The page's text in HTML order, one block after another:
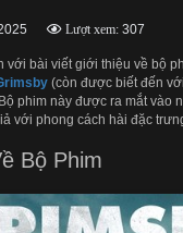
Lượt xem: 307
với bài viết giới thiệu về bộ
(còn được biết đến
phim này được ra mắt vào
với phong cách hài đặc
Bộ Phim